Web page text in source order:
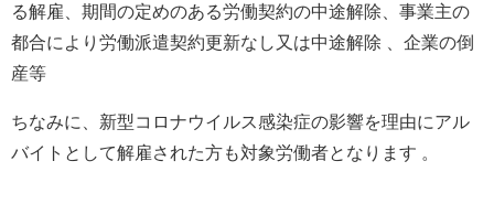
る解雇、期間の定めのある労働契約の中途解除、事業主の
都合により労働派遣契約更新なし又は中途解除 、企業の倒
産等
ちなみに、新型コロナウイルス感染症の影響を理由にアル
バイトとして解雇された方も対象労働者となります 。